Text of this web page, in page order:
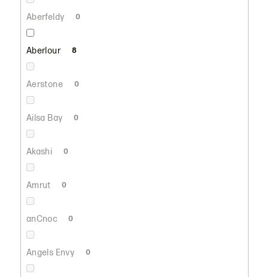
Aberfeldy 0
Aberlour 8
Aerstone 0
Ailsa Bay 0
Akashi 0
Amrut 0
anCnoc 0
Angels Envy 0